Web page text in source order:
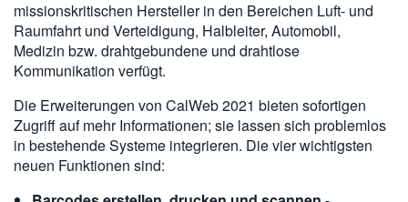
missionskritischen Hersteller in den Bereichen Luft- und
Raumfahrt und Verteidigung, Halbleiter, Automobil,
Medizin bzw. drahtgebundene und drahtlose
Kommunikation verfügt.
Die Erweiterungen von CalWeb 2021 bieten sofortigen
Zugriff auf mehr Informationen; sie lassen sich problemlos
in bestehende Systeme integrieren. Die vier wichtigsten
neuen Funktionen sind: